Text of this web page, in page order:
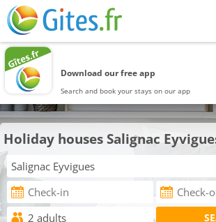
Download our free app
Search and book your stays on our app
Holiday houses Salignac